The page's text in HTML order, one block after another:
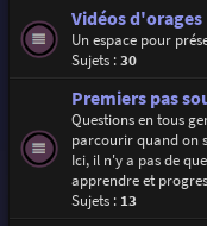
Vidéos d'orages
Un espace pour
Sujets :30
Premiers pas
Questions en tous
parcourir quand on
Ici, il n'y a pas de
apprendre et
Sujets : 13